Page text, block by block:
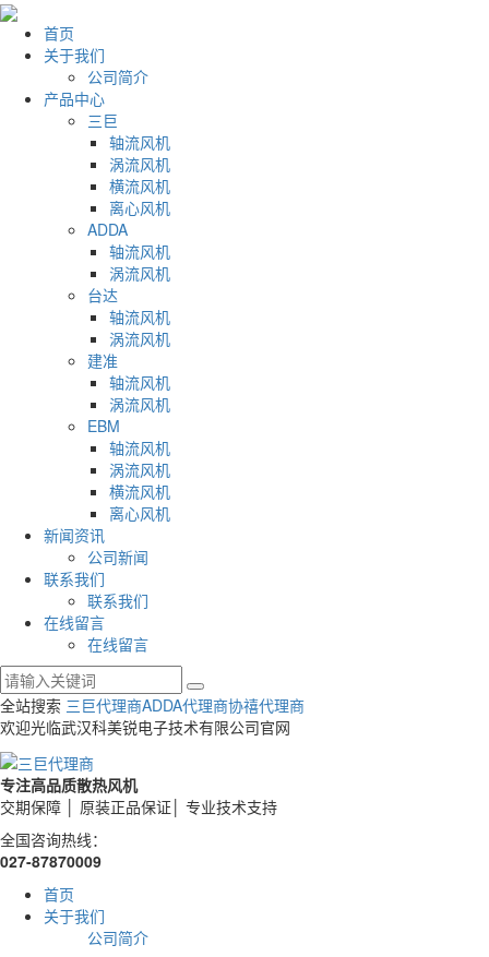
首页
关于我们
公司简介
产品中心
三巨
轴流风机
涡流风机
横流风机
离心风机
ADDA
轴流风机
涡流风机
台达
轴流风机
涡流风机
建准
轴流风机
涡流风机
EBM
轴流风机
涡流风机
横流风机
离心风机
新闻资讯
公司新闻
联系我们
联系我们
在线留言
在线留言
全站搜索 三巨代理商ADDA代理商协禧代理商
欢迎光临武汉科美锐电子技术有限公司官网
专注高品质散热风机
交期保障 │ 原装正品保证│ 专业技术支持
全国咨询热线：
027-87870009
首页
关于我们
公司简介